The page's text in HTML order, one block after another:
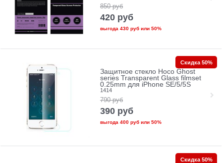
850 руб
420 руб
выгода 430 рубили 50%
Защитное стекло Hoco Ghost
series Transparent Glass filmset
0.25mm для iPhone SE/5/5S
1414
790 руб
390 руб
выгода 400 рубили 50%
Скидка 50%
Скидка 50%